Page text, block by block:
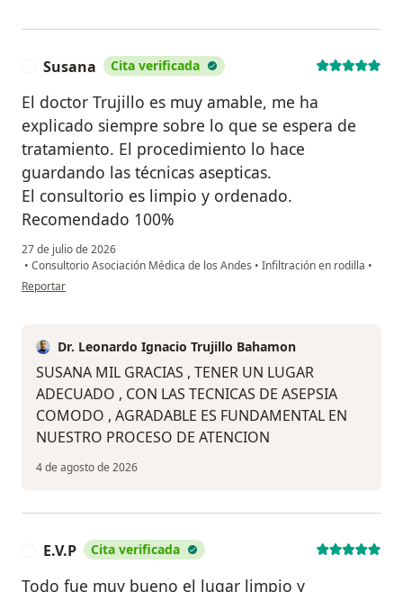
Susana Cita verificada
El doctor Trujillo es muy amable, me ha
explicado siempre sobre lo que se espera de
tratamiento. El procedimiento lo hace
guardando las técnicas asepticas.
El consultorio es limpio y ordenado.
Recomendado 100%
27 de julio de 2026
• Consultorio Asociación Médica de los Andes • Infiltración en rodilla •
en opinión del usuario Susana
Reportar
Dr. Leonardo Ignacio Trujillo Bahamon
SUSANA MIL GRACIAS , TENER UN LUGAR
ADECUADO , CON LAS TECNICAS DE ASEPSIA
COMODO , AGRADABLE ES FUNDAMENTAL EN
NUESTRO PROCESO DE ATENCION
4 de agosto de 2026
E.V.P Cita verificada
Todo fue muy bueno el lugar limpio y